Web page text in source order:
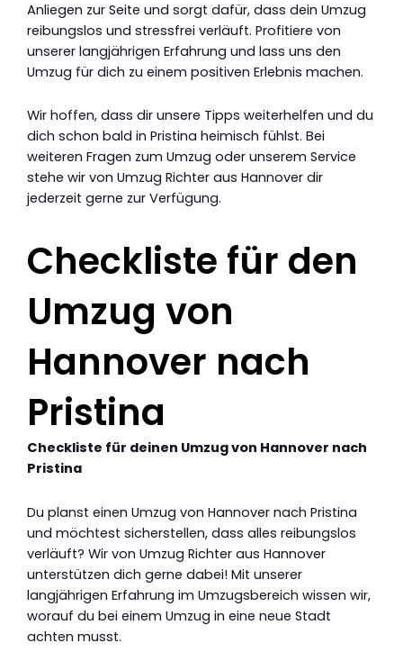
Anliegen zur Seite und sorgt dafür, dass dein Umzug
reibungslos und stressfrei verläuft. Profitiere von
unserer langjährigen Erfahrung und lass uns den
Umzug für dich zu einem positiven Erlebnis machen.
Wir hoffen, dass dir unsere Tipps weiterhelfen und du
dich schon bald in Pristina heimisch fühlst. Bei
weiteren Fragen zum Umzug oder unserem Service
stehe wir von Umzug Richter aus Hannover dir
jederzeit gerne zur Verfügung.
Checkliste für den
Umzug von
Hannover nach
Pristina
Checkliste für deinen Umzug von Hannover nach
Pristina
Du planst einen Umzug von Hannover nach Pristina
und möchtest sicherstellen, dass alles reibungslos
verläuft? Wir von Umzug Richter aus Hannover
unterstützen dich gerne dabei! Mit unserer
langjährigen Erfahrung im Umzugsbereich wissen wir,
worauf du bei einem Umzug in eine neue Stadt
achten musst.